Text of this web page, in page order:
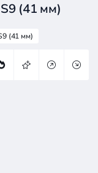
(41 мм)
(41 мм)